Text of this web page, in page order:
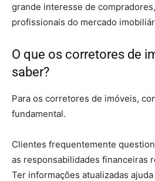
grande interesse de
profissionais do mercado
O que os corretores de
saber?
Para os corretores de imóveis,
fundamental.
Clientes frequentemente
as responsabilidades financeiras
Ter informações atualizadas